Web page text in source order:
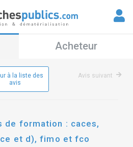
Acheteur
à la liste des
avis
Avis suivant
de formation : caces,
et d), fimo et fco